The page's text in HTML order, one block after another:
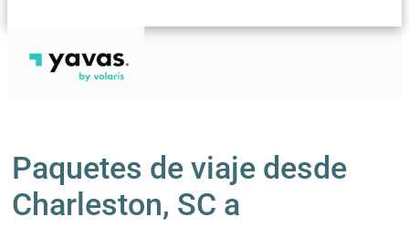
Paquetes de viaje desde
Charleston, SC a